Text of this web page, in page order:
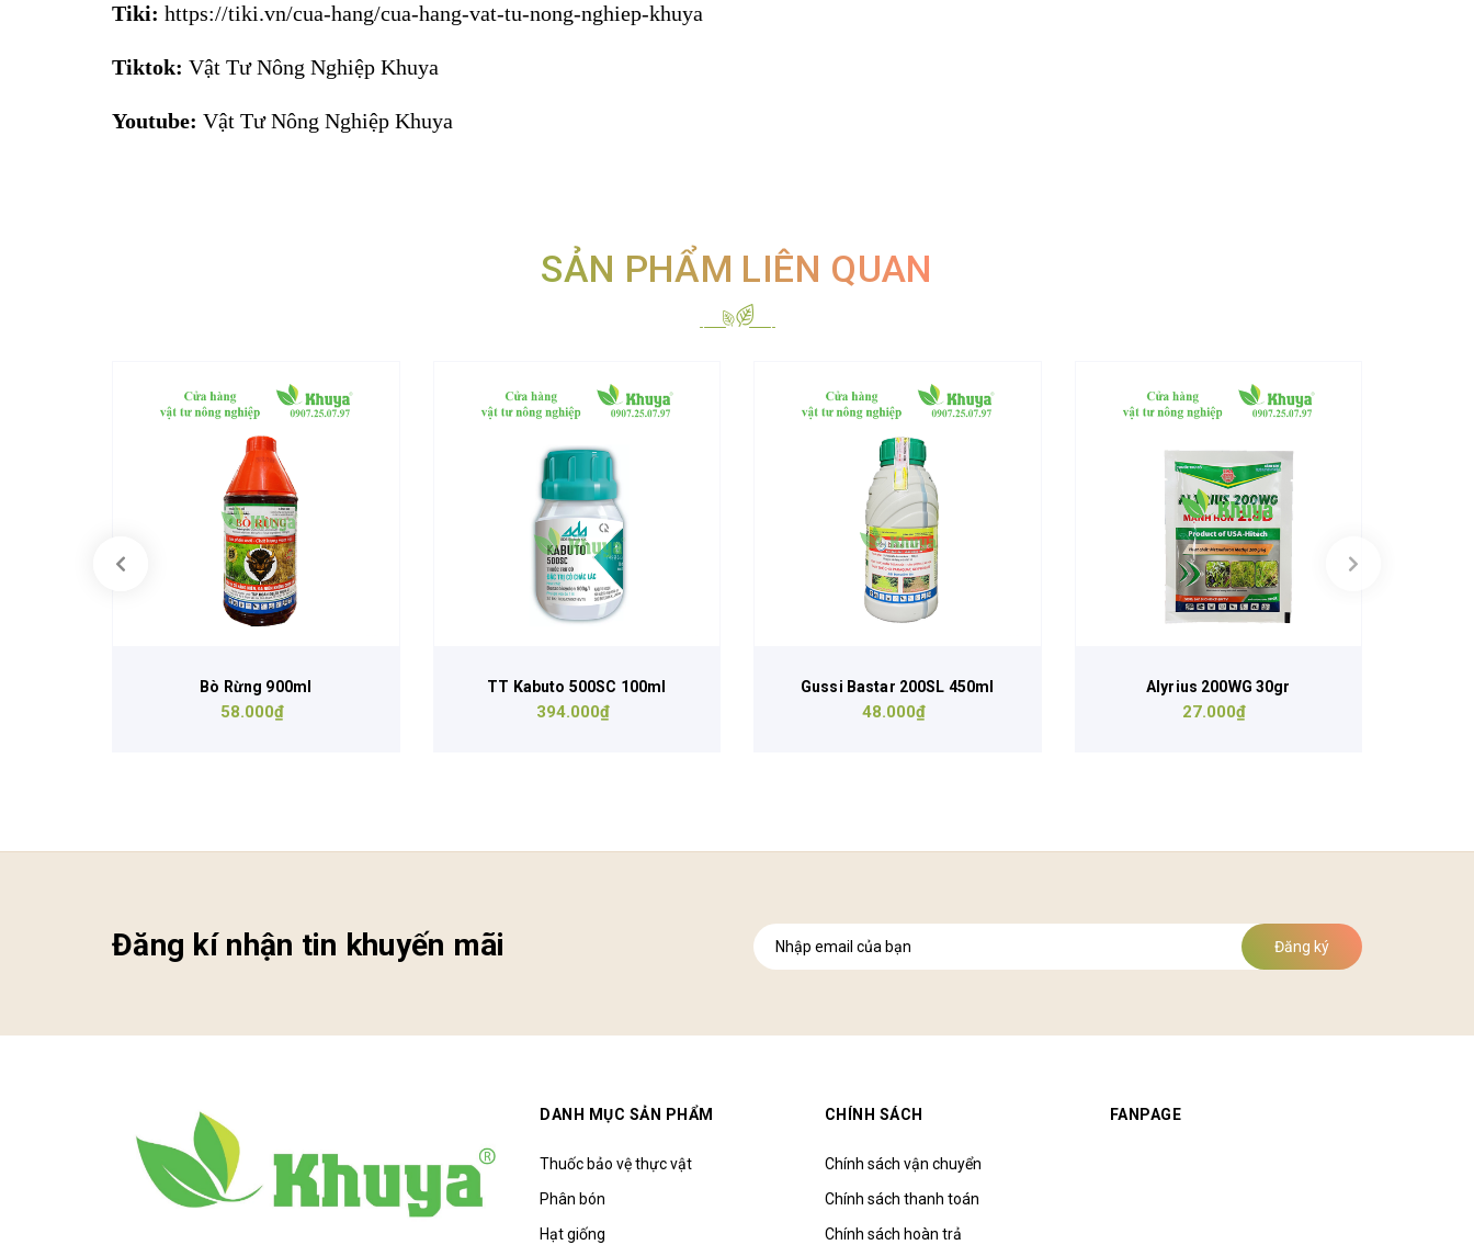
Tiki: https://tiki.vn/cua-hang/cua-hang-vat-tu-nong-nghiep-khuya
Tiktok: Vật Tư Nông Nghiệp Khuya
Youtube: Vật Tư Nông Nghiệp Khuya
SẢN PHẨM LIÊN QUAN
Bò Rừng 900ml
58.000₫
TT Kabuto 500SC 100ml
394.000₫
Gussi Bastar 200SL 450ml
48.000₫
Alyrius 200WG 30gr
27.000₫
Đăng kí nhận tin khuyến mãi Đăng ký
DANH MỤC SẢN PHẨM
Thuốc bảo vệ thực vật
Phân bón
Hạt giống
CHÍNH SÁCH
Chính sách vận chuyển
Chính sách thanh toán
Chính sách hoàn trả
FANPAGE